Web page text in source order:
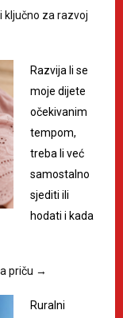
ključno za razvoj
Razvija li se
moje dijete
očekivanim
tempom,
treba li već
samostalno
sjediti ili
hodati i kada
priču →
Ruralni